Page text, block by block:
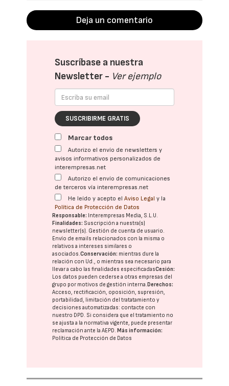
Deja un comentario
Suscríbase a nuestra
Newsletter - Ver ejemplo
SUSCRIBIRME GRATIS
Marcar todos
Autorizo el envío de newsletters y
avisos informativos personalizados de
interempresas.net
Autorizo el envío de comunicaciones
de terceros vía interempresas.net
He leído y acepto elAviso Legal y la
Política de Protección de Datos
Responsable: Interempresas Media, S.L.U.
Finalidades: Suscripción a nuestra(s)
newsletter(s). Gestión de cuenta de usuario.
Envío de emails relacionados con la misma o
relativos a intereses similares o
asociados.Conservación: mientras dure la
relación con Ud., o mientras sea necesario para
llevar a cabo las finalidades especificadasCesión:
Los datos pueden cederse a otras empresas del
grupo por motivos de gestión interna. Derechos:
Acceso, rectificación, oposición, supresión,
portabilidad, limitación del tratatamiento y
decisiones automatizadas: contacte con
nuestro DPD. Si considera que el tratamiento no
se ajusta a la normativa vigente, puede presentar
reclamación ante laAEPD. Más información:
Política de Protección de Datos